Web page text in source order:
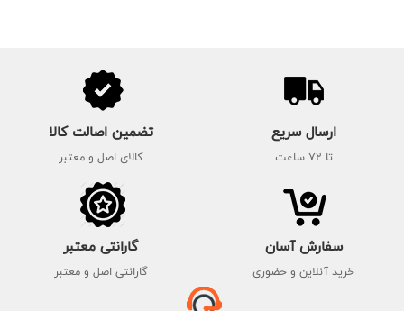
ارسال سریع
تا 72 ساعت
تضمین اصالت کالا
کالای اصل و معتبر
سفارش آسان
خرید آنلاین و حضوری
گارانتی معتبر
گارانتی اصل و معتبر